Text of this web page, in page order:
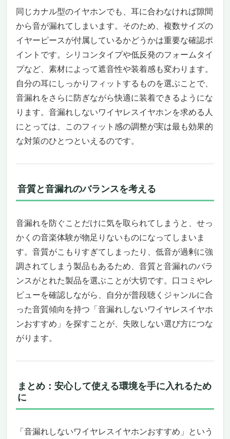
“ながら聴き”を安全に、通話はクリアに。生
活導線に溶け込む、ちょうどいい没入感
こういう人におすすめ、こういう人には微妙
――ペルソナで判断すると失敗しない
価格に見合う理由。毎日の不快を“ゼロに近
づける”ことこそ、本当のコスパ
結論――“耳をふさがずに、音は内側へ”。マ
ナーも快適も手放さないあなたへ
Aetyt ワイヤレスイヤホン R01｜音漏れしない
安心感と多機能を両立した最新モデル
騒がしい環境でも集中できるノイズキャンセ
最大48時間の長時間再生と急速充電対応
Hi-Fi音質と6つのEQモードで音楽をもっと自
このイヤホンがおすすめな人、そうでない人
【Aetyt Bluetooth ワイヤレスイヤホン】クリア
な音と快適な装着感で「音漏れしないワイヤレ
スイヤホンおすすめ」を探す方にぴったり
自然に使える瞬間ペアリングとノイズカット
技術
低遅延で音ズレを感じない快適なリスニング
体験
こんな人には特におすすめ、逆に微妙な人も
Anker Soundcore AeroClip｜耳をふさがず
本気。オープンイヤーの常識を塗り替える一
ープンイヤーの矛盾を解いた音作り
同じカナル型のイヤホンでも、耳に合わなければ隙間
から音が漏れてしまいます。そのため、複数サイズの
イヤーピースが付属しているかどうかは重要な確認ポ
イントです。シリコンタイプや低反発のフォームタイ
プなど、素材によって遮音性や装着感も変わります。
自分の耳にしっかりフィットするものを選ぶことで、
音漏れをさらに防ぎながら快適に装着できるようにな
ります。音漏れしないワイヤレスイヤホンを求める人
にとっては、このフィット感の調整が実は最も効果的
な対策のひとつといえるのです。
音質と音漏れのバランスを考える
音漏れを防ぐことだけに気を取られてしまうと、せっ
かくの音楽体験が物足りないものになってしまいま
す。音質がこもりすぎてしまったり、低音が過剰に強
調されてしまう製品もあるため、音質と音漏れのバラ
ンスがとれた製品を選ぶことが大切です。口コミやレ
ビューを確認しながら、自分が普段聴くジャンルに合
った音質傾向を持つ「音漏れしないワイヤレスイヤホ
ンおすすめ」を探すことが、失敗しない選び方につな
がります。
まとめ：安心して使える環境を手に入れるため
に
「音漏れしないワイヤレスイヤホンおすすめ」という